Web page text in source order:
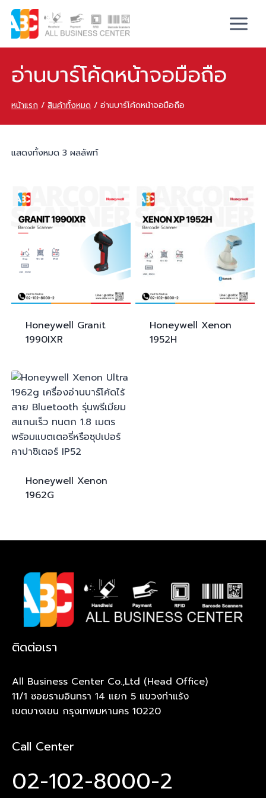
อ่านบาร์โค้ดหน้าจอมือถือ
หน้าแรก / สินค้าทั้งหมด / อ่านบาร์โค้ดหน้าจอมือถือ
แสดงทั้งหมด 3 ผลลัพท์
Honeywell Granit
1990IXR
Honeywell Xenon
1952H
Honeywell Xenon
1962G
ติดต่อเรา
All Business Center Co.,Ltd (Head Office)
11/1 ซอยรามอินทรา 14 แยก 5 แขวงท่าแร้ง
เขตบางเขน กรุงเทพมหานคร 10220
Call Center
02-102-8000-2